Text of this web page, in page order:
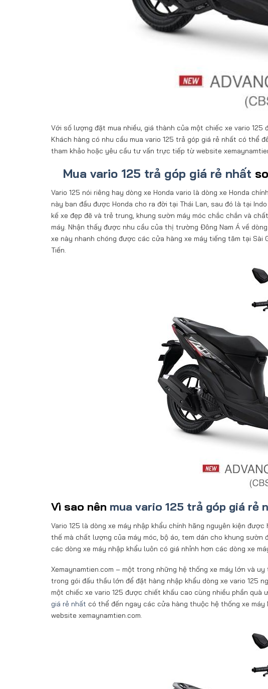
Với số lượng đặt mua nhiều, giá thành của một chiếc xe vario
Khách hàng có nhu cầu mua vario 125 trả góp giá rẻ nhất có thể
tham khảo hoặc yêu cầu tư vấn trực tiếp từ website
Mua vario 125 trả góp giá rẻ nhất
Vario 125 nói riêng hay dòng xe Honda vario là dòng xe Honda
này ban đầu được Honda cho ra đời tại Thái Lan, sau đó là tại
kế xe đẹp đẽ và trẻ trung, khung sườn máy móc chắc chắn và
máy. Nhận thấy được nhu cầu của thị trường Đông Nam Á về
xe này nhanh chóng được các cửa hàng xe máy tiếng tăm tại Sài
Tiến.
Vì sao nên mua vario 125 trả góp giá rẻ
Vario 125 là dòng xe máy nhập khẩu chính hãng nguyên kiện
thế mà chất lượng của máy móc, bộ áo, tem dán cho khung
các dòng xe máy nhập khẩu luôn có giá nhỉnh hơn các dòng xe
Xemaynamtien.com – một trong những hệ thống xe máy lớn và
trong gói đấu thầu lớn để đặt hàng nhập khẩu dòng xe vario 125
một chiếc xe vario 125 được chiết khấu cao cùng nhiều phần quà
giá rẻ nhất có thể đến ngay các cửa hàng thuộc hệ thống xe
website xemaynamtien.com.